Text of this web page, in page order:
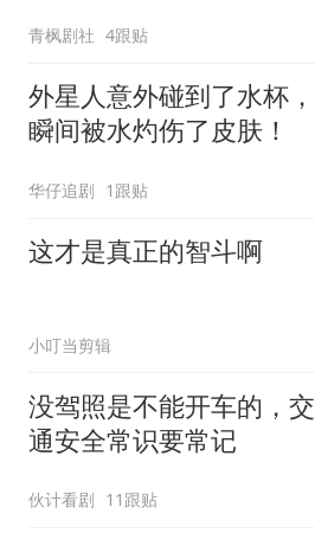
青枫剧社 4跟贴
外星人意外碰到了水杯，
瞬间被水灼伤了皮肤！
华仔追剧 1跟贴
这才是真正的智斗啊
小叮当剪辑
没驾照是不能开车的，交
通安全常识要常记
伙计看剧 11跟贴